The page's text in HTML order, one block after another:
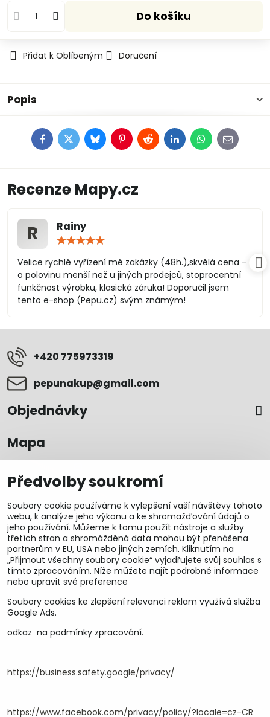
Do košíku
Přidat k Oblíbeným Doručení
Popis
FacebookTwitterBlueskyPinterestRedditLinkedInWhatsApp
E-
mail
Recenze Mapy.cz
R Rainy
/
5
Velice rychlé vyřízení mé zakázky (48h.),skvělá cena -
o polovinu menší než u jiných prodejců, stoprocentní
funkčnost výrobku, klasická záruka! Doporučil jsem
tento e-shop (Pepu.cz) svým známým!
+420 775973319
pepunakup​@gmail​.com
Objednávky
Mapa
U&M parts s.r.o.
U Zastávky 150, Horní Staré Město
DIČ CZ25930184
Předvolby soukromí
Soubory cookie používáme k vylepšení vaší návštěvy tohoto
webu, k analýze jeho výkonu a ke shromažďování údajů o
jeho používání. Můžeme k tomu použít nástroje a služby
třetích stran a shromážděná data mohou být přenášena
partnerům v EU, USA nebo jiných zemích. Kliknutím na
„Přijmout všechny soubory cookie“ vyjadřujete svůj souhlas s
tímto zpracováním. Níže můžete najít podrobné informace
nebo upravit své preference
Soubory cookies ke zlepšení relevanci reklam využívá služba
Google Ads.
odkaz na podmínky zpracování.
https://business.safety.google/privacy/
https://www.facebook.com/privacy/policy/?locale=cz-CR